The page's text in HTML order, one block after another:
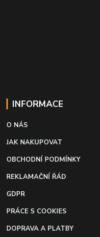
INFORMACE
O NÁS
JAK NAKUPOVAT
OBCHODNÍ PODMÍNKY
REKLAMAČNÍ ŘÁD
GDPR
PRÁCE S COOKIES
DOPRAVA A PLATBY